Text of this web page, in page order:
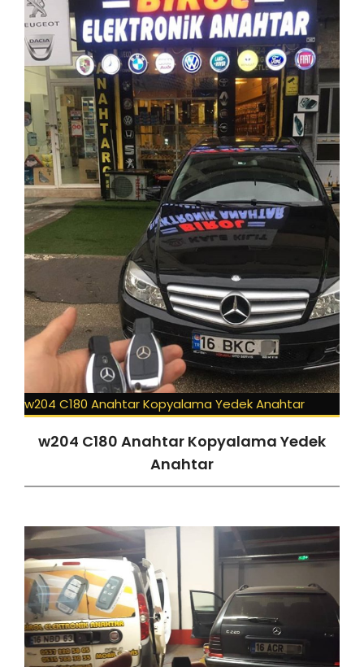
w204 C180 Anahtar Kopyalama Yedek Anahtar
w204 C180 Anahtar Kopyalama Yedek
Anahtar